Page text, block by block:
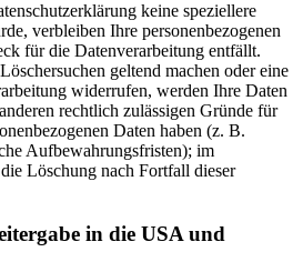
keine speziellere
verbleiben Ihre personenbezogenen
für die Datenverarbeitung entfällt.
geltend machen oder eine
widerrufen, werden Ihre Daten
rechtlich zulässigen Gründe für
Daten haben (z. B.
Aufbewahrungsfristen); im
Löschung nach Fortfall dieser
in die USA und